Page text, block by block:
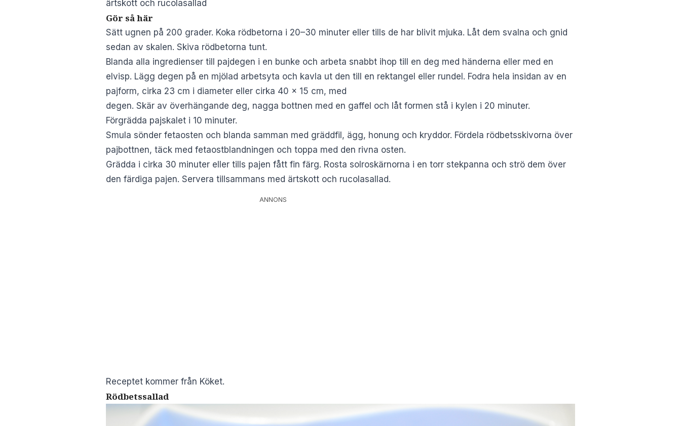
ärtskott och rucolasallad
Gör så här
Sätt ugnen på 200 grader. Koka rödbetorna i 20–30 minuter eller tills de har blivit mjuka. Låt dem svalna och gnid
sedan av skalen. Skiva rödbetorna tunt.
Blanda alla ingredienser till pajdegen i en bunke och arbeta snabbt ihop till en deg med händerna eller med en
elvisp. Lägg degen på en mjölad arbetsyta och kavla ut den till en rektangel eller rundel. Fodra hela insidan av en
pajform, cirka 23 cm i diameter eller cirka 40 × 15 cm, med
degen. Skär av överhängande deg, nagga bottnen med en gaffel och låt formen stå i kylen i 20 minuter.
Förgrädda pajskalet i 10 minuter.
Smula sönder fetaosten och blanda samman med gräddfil, ägg, honung och kryddor. Fördela rödbetsskivorna över
pajbottnen, täck med fetaostblandningen och toppa med den rivna osten.
Grädda i cirka 30 minuter eller tills pajen fått fin färg. Rosta solroskärnorna i en torr stekpanna och strö dem över
den färdiga pajen. Servera tillsammans med ärtskott och rucolasallad.
ANNONS
Receptet kommer från Köket.
Rödbetssallad